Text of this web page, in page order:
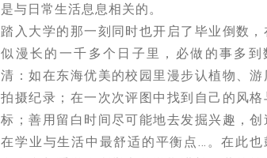
是与日常生活息息相关的。
踏入大学的那一刻同时也开启了毕业倒数，
似漫长的一千多个日子里，必做的事多到
清：如在东海优美的校园里漫步认植物、游
拍摄纪录；在一次次评图中找到自己的风格
标；善用留白时间尽可能地去发掘兴趣，创
在学业与生活中最舒适的平衡点…。在此也